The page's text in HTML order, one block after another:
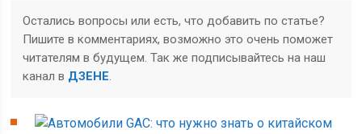
Остались вопросы или есть, что добавить по статье?
Пишите в комментариях, возможно это очень поможет
читателям в будущем. Так же подписывайтесь на наш
канал в ДЗЕНЕ.